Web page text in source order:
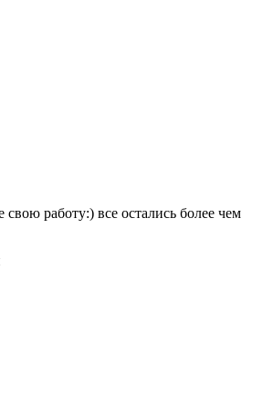
работу:) все остались более чем